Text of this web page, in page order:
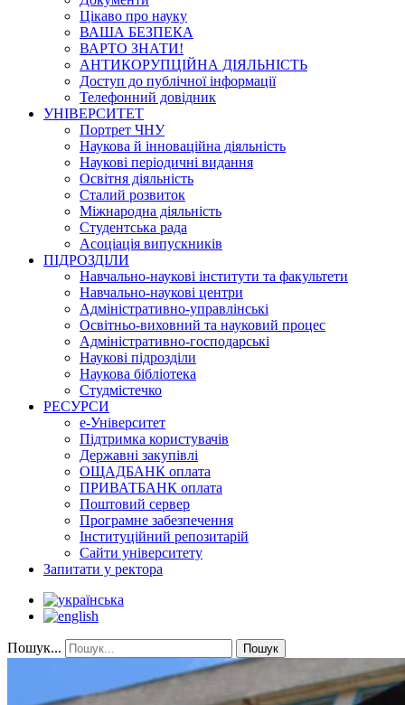
Цікаво про науку
ВАША БЕЗПЕКА
ВАРТО ЗНАТИ!
АНТИКОРУПЦІЙНА ДІЯЛЬНІСТЬ
Доступ до публічної інформації
Телефонний довідник
УНІВЕРСИТЕТ
Портрет ЧНУ
Наукова й інноваційна діяльність
Наукові періодичні видання
Освітня діяльність
Сталий розвиток
Міжнародна діяльність
Студентська рада
Асоціація випускників
ПІДРОЗДІЛИ
Навчально-наукові інститути та факультети
Навчально-наукові центри
Адміністративно-управлінські
Освітньо-виховний та науковий процес
Адміністративно-господарські
Наукові підрозділи
Наукова бібліотека
Студмістечко
РЕСУРСИ
е-Університет
Підтримка користувачів
Державні закупівлі
ОЩАДБАНК оплата
ПРИВАТБАНК оплата
Поштовий сервер
Програмне забезпечення
Інституційний репозитарій
Сайти університету
Запитати у ректора
Пошук... Пошук